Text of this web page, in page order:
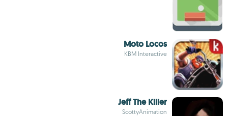
Moto Locos
KBM Interactive
Jeff The Killer
ScottyAnimation